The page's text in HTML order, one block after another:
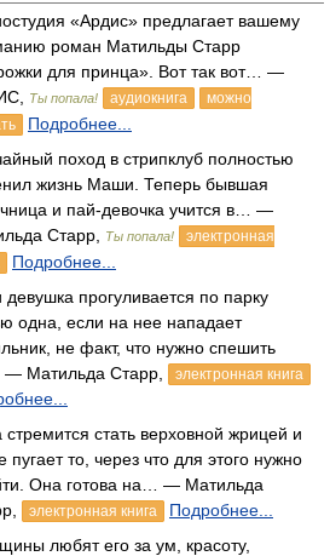
«Ардис» предлагает вашему
роман Матильды Старр
для принца». Вот так вот… —
Ты попала! аудиокнига
можно
Подробнее...
поход в стрипклуб полностью
жизнь Маши. Теперь бывшая
и пай-девочка учится в… —
Старр,
Ты попала!
электронная
Подробнее...
девушка прогуливается по парку
одна, если на нее нападает
не факт, что нужно спешить
Матильда Старр,
электронная книга
стремится стать верховной жрицей и
пугает то, через что для этого нужно
Она готова на… — Матильда
электронная книга
Подробнее...
любят его за ум, красоту,